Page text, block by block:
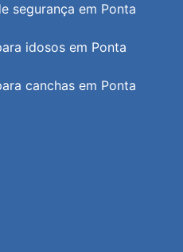
segurança em Ponta
idosos em Ponta
canchas em Ponta